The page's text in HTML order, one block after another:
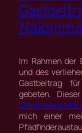
Im Rahmen der
und des
Gastbeitrag
gebeten.
Ereignisse und
mich einer